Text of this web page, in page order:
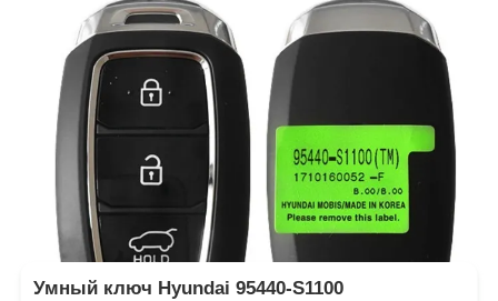
Умный ключ Hyundai 95440-S1100